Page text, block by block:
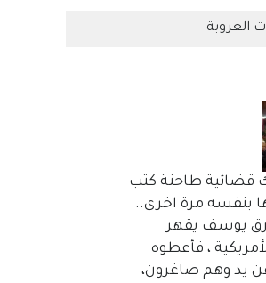
العروبة
قضائية طاحنة كتب
بنفسه مرة اخرى..
يوسف يقهر
، فأعطوه
يد وهم صاغرون،